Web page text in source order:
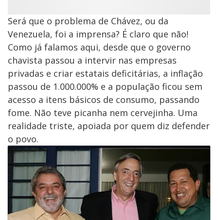
Será que o problema de Chávez, ou da
Venezuela, foi a imprensa? É claro que não!
Como já falamos aqui, desde que o governo
chavista passou a intervir nas empresas
privadas e criar estatais deficitárias, a inflação
passou de 1.000.000% e a população ficou sem
acesso a itens básicos de consumo, passando
fome. Não teve picanha nem cervejinha. Uma
realidade triste, apoiada por quem diz defender
o povo.